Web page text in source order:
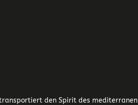
den Spirit des mediterranen